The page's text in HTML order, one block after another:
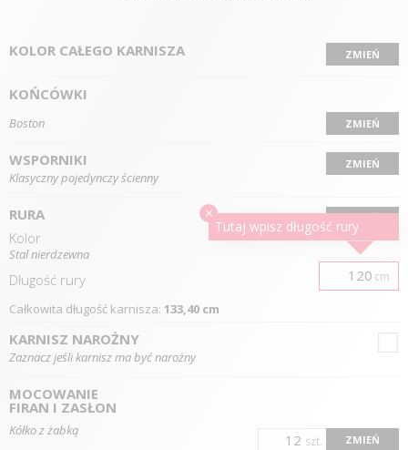
KOLOR CAŁEGO KARNISZA ZMIEŃ
KOŃCÓWKI
Boston ZMIEŃ
WSPORNIKI
Klasyczny pojedynczy ścienny
ZMIEŃ
RURA
Kolor
Stal nierdzewna
×
Tutaj wpisz długość rury
Długość rury cm
Całkowita długość karnisza: 133,40 cm
KARNISZ NAROŻNY
Zaznacz jeśli karnisz ma być narożny
MOCOWANIE
FIRAN I ZASŁON
Kółko z żabką
szt. ZMIEŃ